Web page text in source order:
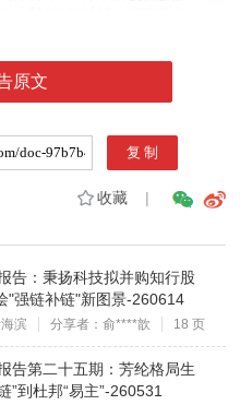
原文
收藏|
告：秉扬科技拟并购知行股
"强链补链"新图景-260614
滨 分享者：俞****歆 18 页
告第二十五期：芳纶格局生
到杜邦“易主”-260531